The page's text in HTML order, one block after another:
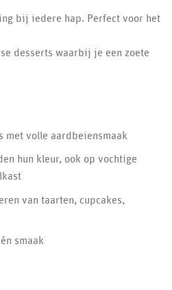
bij iedere hap. Perfect voor het
desserts waarbij je een zoete
met volle aardbeiensmaak
hun kleur, ook op vochtige
van taarten, cupcakes,
smaak